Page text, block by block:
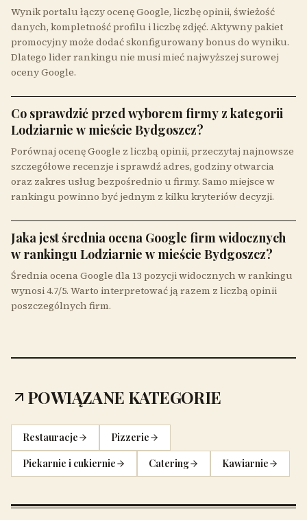
Wynik portalu łączy ocenę Google, liczbę opinii, świeżość
danych, kompletność profilu i liczbę zdjęć. Aktywny pakiet
promocyjny może dodać skonfigurowany bonus do wyniku.
Dlatego lider rankingu nie musi mieć najwyższej surowej
oceny Google.
Co sprawdzić przed wyborem firmy z kategorii
Lodziarnie w mieście Bydgoszcz?
Porównaj ocenę Google z liczbą opinii, przeczytaj najnowsze
szczegółowe recenzje i sprawdź adres, godziny otwarcia
oraz zakres usług bezpośrednio u firmy. Samo miejsce w
rankingu powinno być jednym z kilku kryteriów decyzji.
Jaka jest średnia ocena Google firm widocznych
w rankingu Lodziarnie w mieście Bydgoszcz?
Średnia ocena Google dla 13 pozycji widocznych w rankingu
wynosi 4.7/5. Warto interpretować ją razem z liczbą opinii
poszczególnych firm.
POWIĄZANE KATEGORIE
Restauracje
Pizzerie
Piekarnie i cukiernie
Catering Kawiarnie